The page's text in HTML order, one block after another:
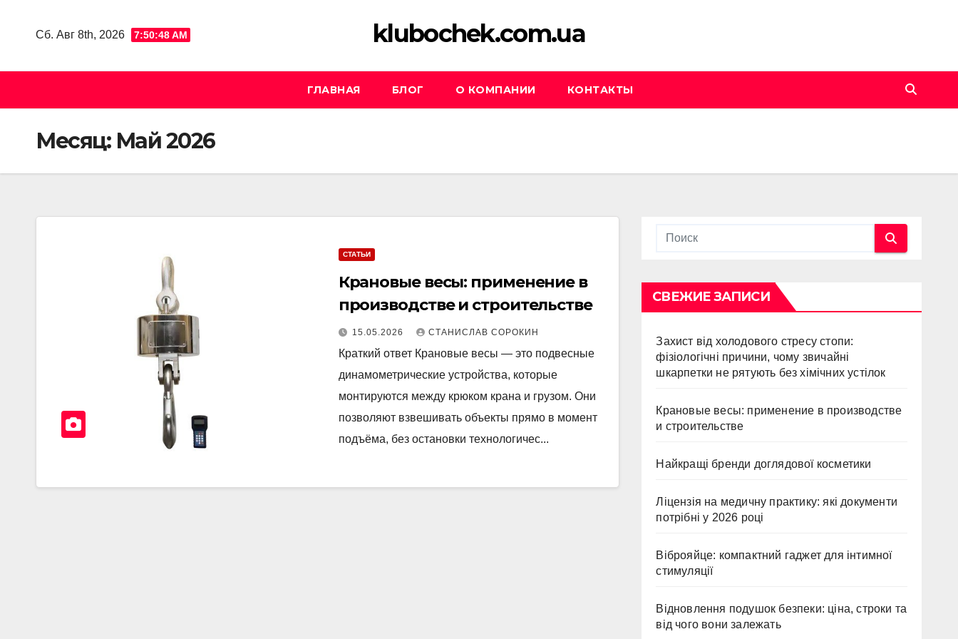
Сб. Авг 8th, 2026 7:50:48 AM klubochek.com.ua
ГЛАВНАЯ БЛОГ О КОМПАНИИ КОНТАКТЫ
Месяц: Май 2026
СТАТЬИ
Крановые весы: применение в
производстве и строительстве
15.05.2026 СТАНИСЛАВ СОРОКИН
Краткий ответ Крановые весы — это подвесные
динамометрические устройства, которые
монтируются между крюком крана и грузом. Они
позволяют взвешивать объекты прямо в момент
подъёма, без остановки технологичес...
СВЕЖИЕ ЗАПИСИ
Захист від холодового стресу стопи:
фізіологічні причини, чому звичайні
шкарпетки не рятують без хімічних устілок
Крановые весы: применение в производстве
и строительстве
Найкращі бренди доглядової косметики
Ліцензія на медичну практику: які документи
потрібні у 2026 році
Віброяйце: компактний гаджет для інтимної
стимуляції
Відновлення подушок безпеки: ціна, строки та
від чого вони залежать